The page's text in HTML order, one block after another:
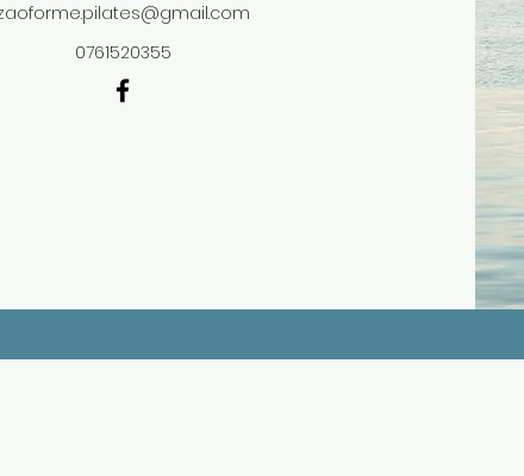
0761520355